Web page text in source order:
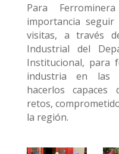
Para
importancia
visitas, a través
Industrial del
Institucional, para
industria en las
hacerlos
retos,
la región.